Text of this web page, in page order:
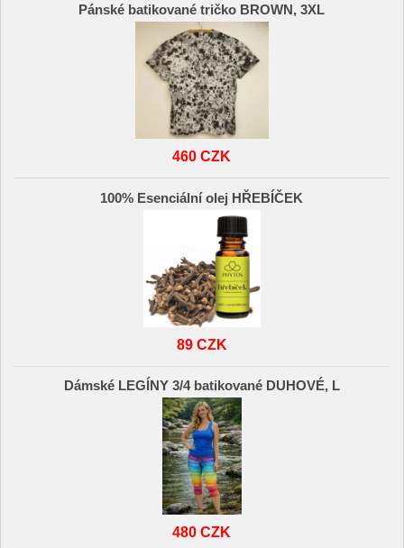
Pánské batikované tričko BROWN, 3XL
460 CZK
100% Esenciální olej HŘEBÍČEK
89 CZK
Dámské LEGÍNY 3/4 batikované DUHOVÉ, L
480 CZK